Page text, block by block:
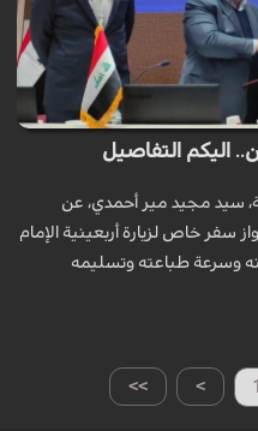
اليكم التفاصيل
سيد مجيد مير أحمدي، عن
سفر خاص لزيارة أربعينية الإمام
وسرعة طباعته وتسليمه
>> > 1